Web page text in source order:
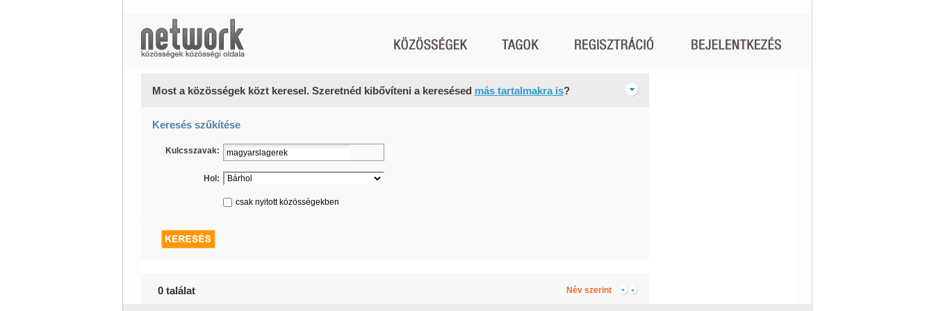
Most a közösségek közt keresel. Szeretnéd kibővíteni a keresésed más tartalmakra is?
Keresés szűkítése
Kulcsszavak:
Hol:
csak nyitott közösségekben
0 találat Név szerint